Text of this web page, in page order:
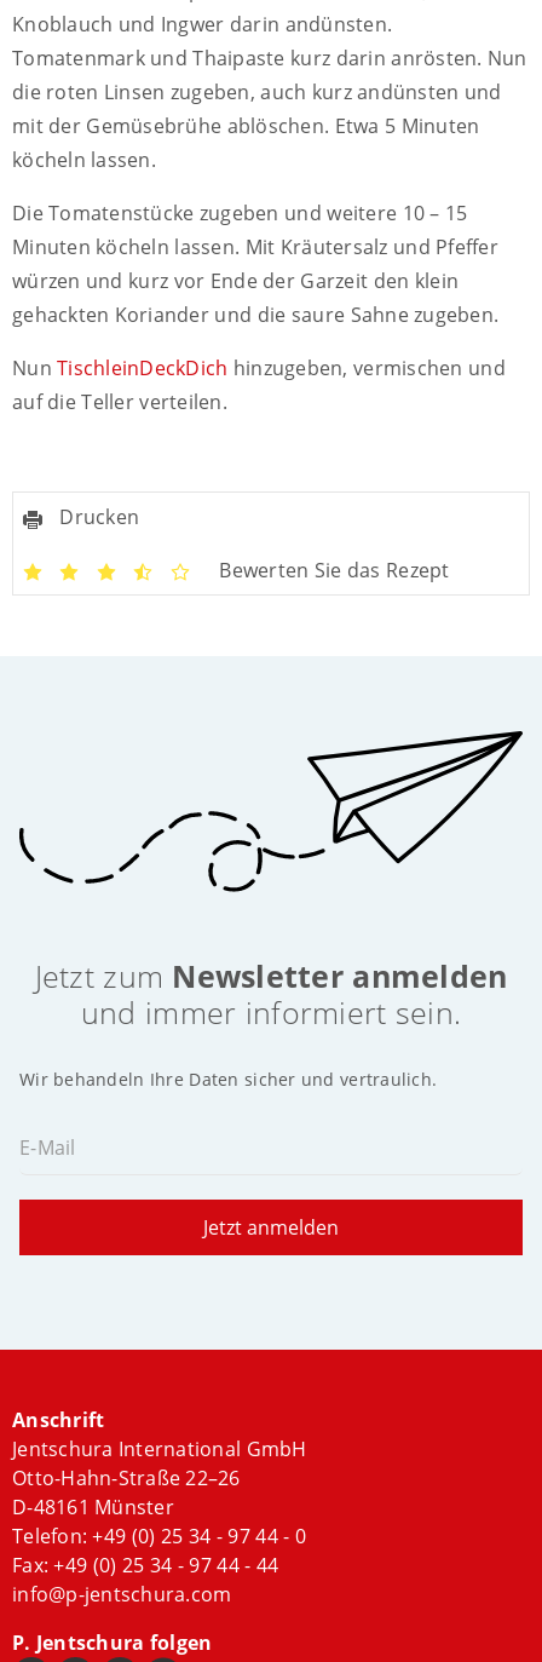
Knoblauch und Ingwer darin andünsten.
Tomatenmark und Thaipaste kurz darin anrösten. Nun
die roten Linsen zugeben, auch kurz andünsten und
mit der Gemüsebrühe ablöschen. Etwa 5 Minuten
köcheln lassen.
Die Tomatenstücke zugeben und weitere 10 – 15
Minuten köcheln lassen. Mit Kräutersalz und Pfeffer
würzen und kurz vor Ende der Garzeit den klein
gehackten Koriander und die saure Sahne zugeben.
NunTischleinDeckDich hinzugeben, vermischen und
auf die Teller verteilen.
Drucken
Bewerten Sie das Rezept
Jetzt zum Newsletter anmelden
und immer informiert sein.
Wir behandeln Ihre Daten sicher und vertraulich.
E-Mail
Jetzt anmelden
Anschrift
Jentschura International GmbH
Otto-Hahn-Straße 22–26
D-48161 Münster
Telefon:+49 (0) 25 34 - 97 44 - 0
Fax: +49 (0) 25 34 - 97 44 - 44
info@p-jentschura.com
P. Jentschura folgen